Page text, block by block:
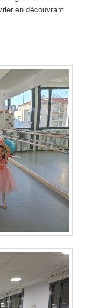
en découvrant